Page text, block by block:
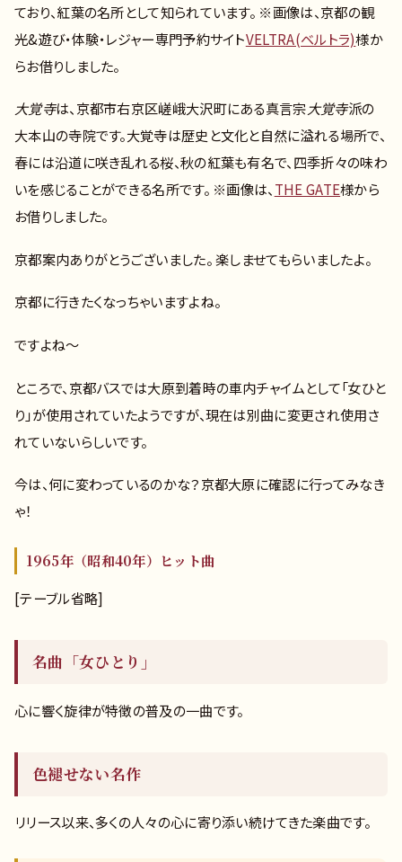
ており、紅葉の名所として知られています。 ※画像は、京都の観
光&遊び・体験・レジャー専門予約サイトVELTRA(ベルトラ)様か
らお借りしました。
大覚寺は、京都市右京区嵯峨大沢町にある真言宗大覚寺派の
大本山の寺院です。大覚寺は歴史と文化と自然に溢れる場所で、
春には沿道に咲き乱れる桜、秋の紅葉も有名で、四季折々の味わ
いを感じることができる名所です。 ※画像は、 THE GATE様から
お借りしました。
京都案内ありがとうございました。 楽しませてもらいましたよ。
京都に行きたくなっちゃいますよね。
ですよね～
ところで、京都バスでは大原到着時の車内チャイムとして「女ひと
り」が使用されていたようですが、現在は別曲に変更され使用さ
れていないらしいです。
今は、何に変わっているのかな？京都大原に確認に行ってみなき
ゃ！
1965年（昭和40年）ヒット曲
[テーブル省略]
名曲「女ひとり」
心に響く旋律が特徴の普及の一曲です。
色褪せない名作
リリース以来、多くの人々の心に寄り添い続けてきた楽曲です。